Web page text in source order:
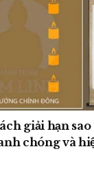
giải hạn sao
chóng và